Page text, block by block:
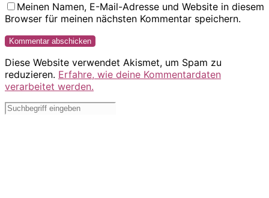
Meinen Namen, E-Mail-Adresse und Website in diesem
Browser für meinen nächsten Kommentar speichern.
Diese Website verwendet Akismet, um Spam zu
reduzieren. Erfahre, wie deine Kommentardaten
verarbeitet werden.